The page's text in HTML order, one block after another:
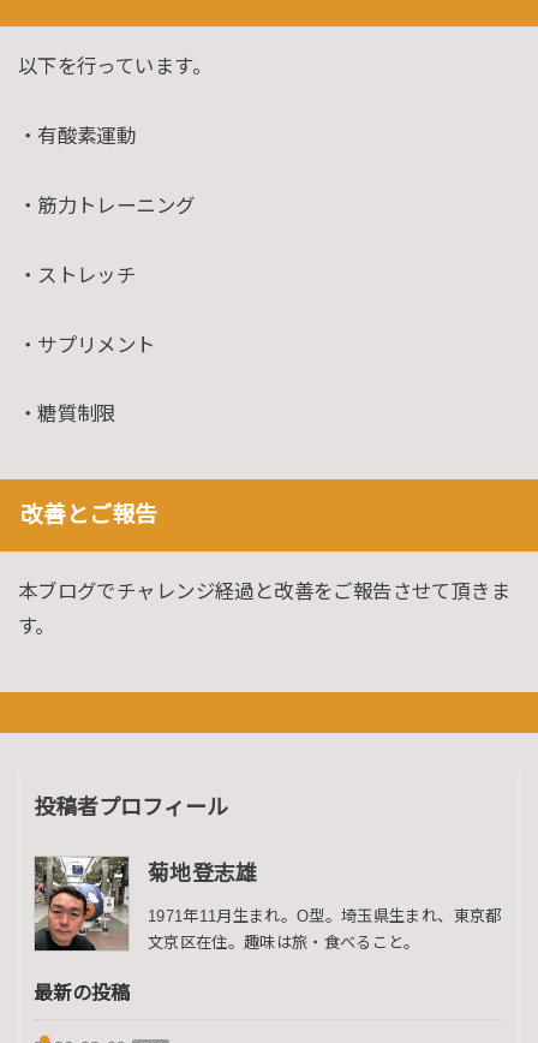
以下を行っています。
・有酸素運動
・筋力トレーニング
・ストレッチ
・サプリメント
・糖質制限
改善とご報告
本ブログでチャレンジ経過と改善をご報告させて頂きま
す。
投稿者プロフィール
菊地登志雄
1971年11月生まれ。O型。埼玉県生まれ、東京都
文京区在住。趣味は旅・食べること。
最新の投稿